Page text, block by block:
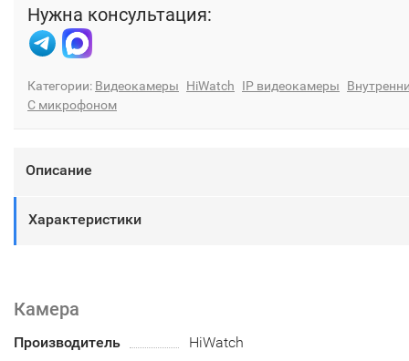
Нужна консультация:
Категории: Видеокамеры HiWatch IP видеокамеры
С микрофоном
Описание
Характеристики
Камера
Производитель
HiWatch